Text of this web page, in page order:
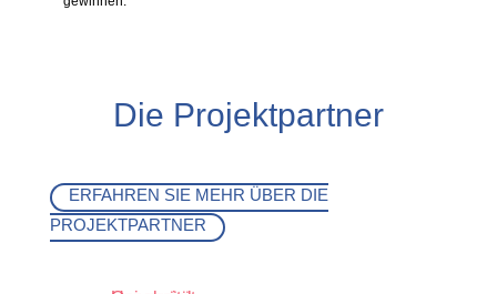
Die Projektpartner
ERFAHREN SIE MEHR ÜBER DIE
PROJEKTPARTNER